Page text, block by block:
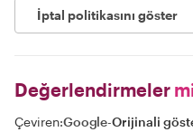
İptal politikasını göster
Değerlendirmeler
Çeviren:Google-Orijinali